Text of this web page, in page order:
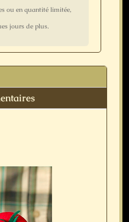
ou en quantité limitée,
jours de plus.